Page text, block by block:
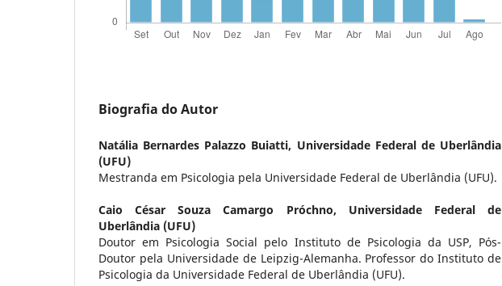
Biografia do Autor
Natália Bernardes Palazzo Buiatti, Universidade Federal de Uberlândia
(UFU)
Mestranda em Psicologia pela Universidade Federal de Uberlândia (UFU).
Caio César Souza Camargo Próchno, Universidade Federal de
Uberlândia (UFU)
Doutor em Psicologia Social pelo Instituto de Psicologia da USP, Pós-
Doutor pela Universidade de Leipzig-Alemanha. Professor do Instituto de
Psicologia da Universidade Federal de Uberlândia (UFU).